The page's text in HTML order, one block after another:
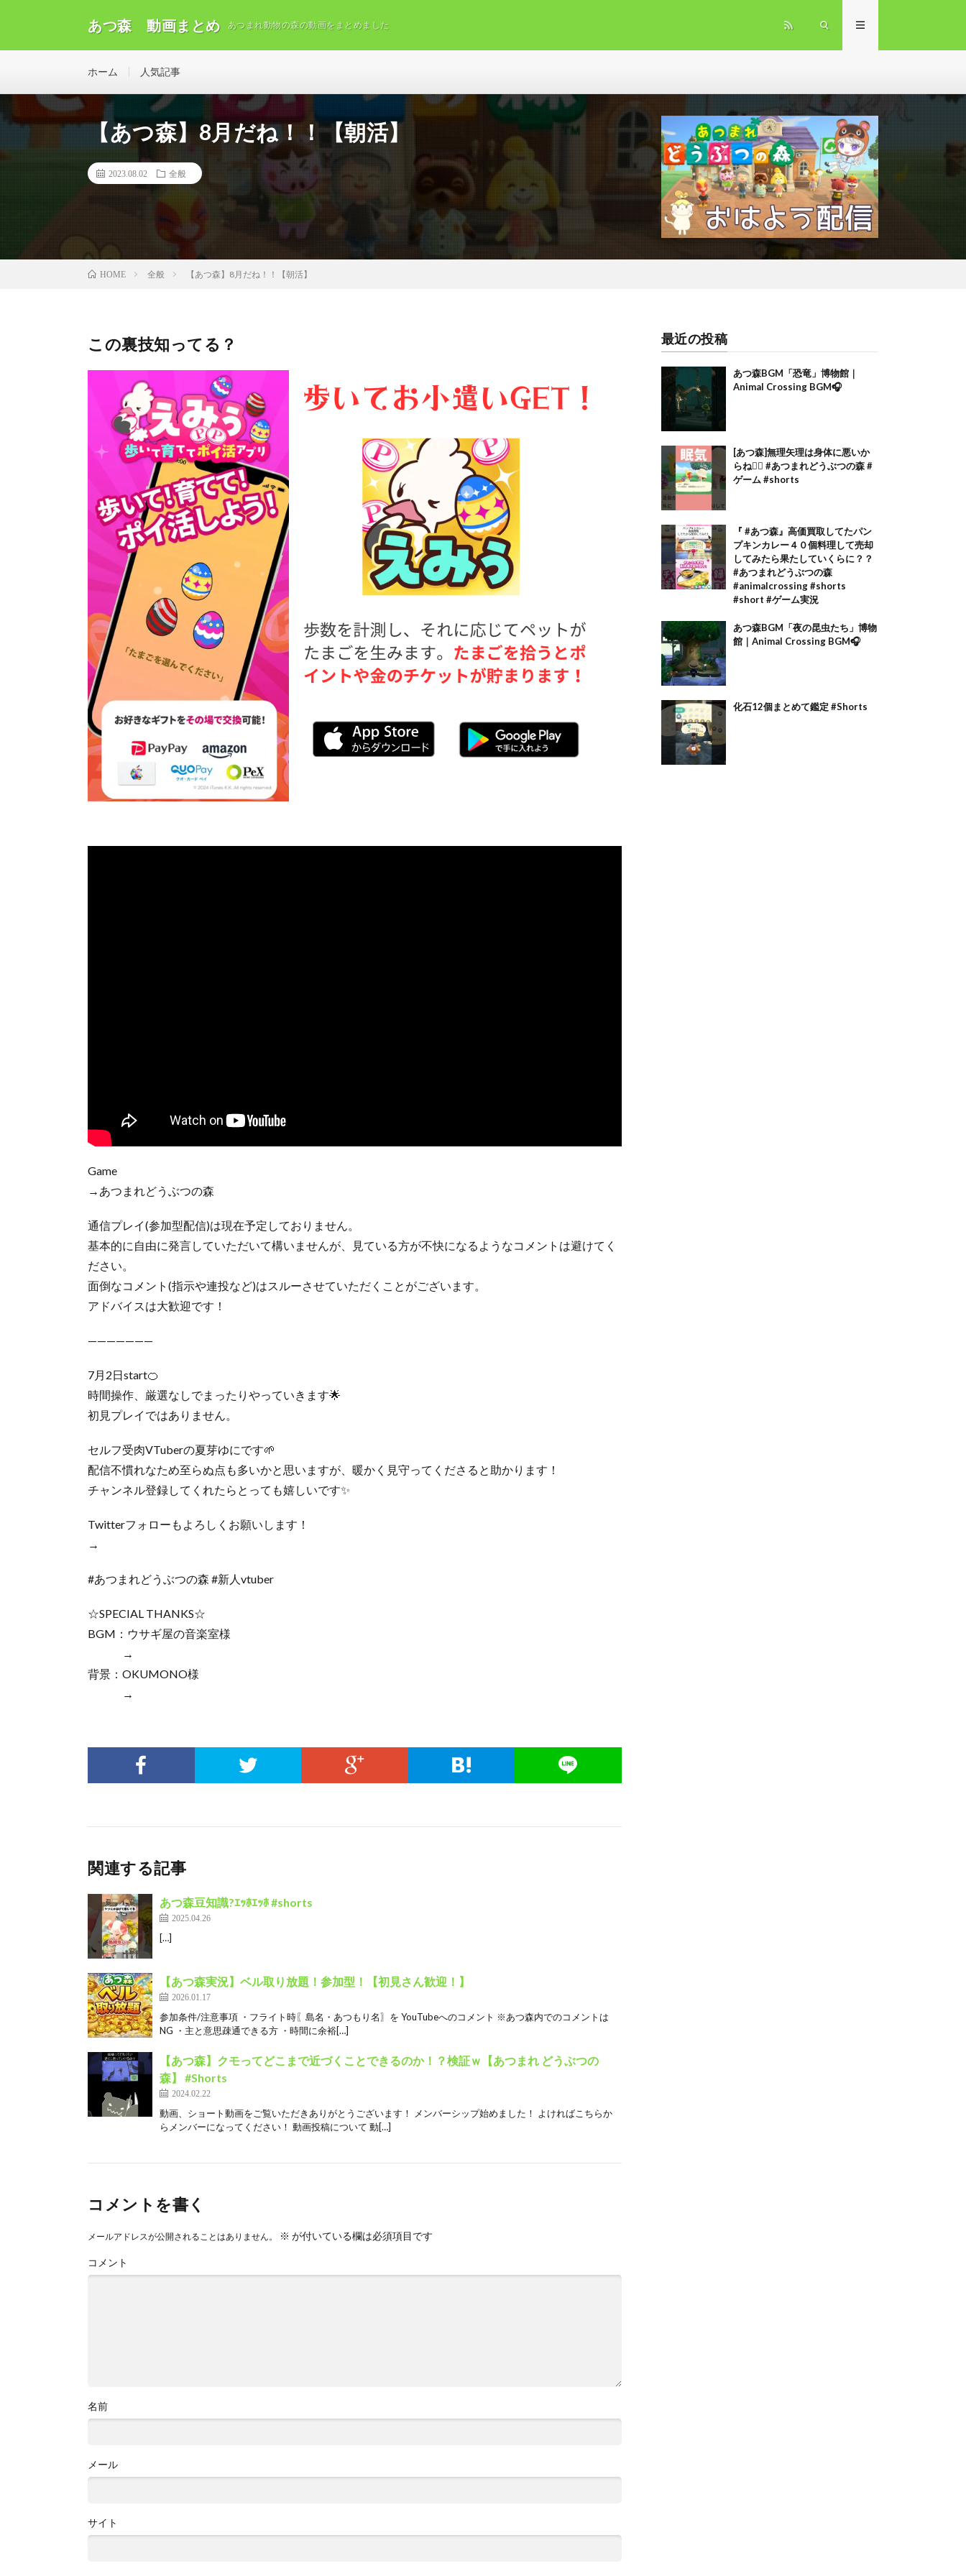
あつ森 動画まとめ あつまれ動物の森の動画をまとめました
ホーム 人気記事
【あつ森】8月だね！！【朝活】
2023.08.02 全般
HOME 全般 【あつ森】8月だね！！【朝活】
この裏技知ってる？
Game
→あつまれどうぶつの森
通信プレイ(参加型配信)は現在予定しておりません。
基本的に自由に発言していただいて構いませんが、見ている方が不快になるようなコメントは避けてく
ださい。
面倒なコメント(指示や連投など)はスルーさせていただくことがございます。
アドバイスは大歓迎です！
———————
7月2日start🍊
時間操作、厳選なしでまったりやっていきます🌟
初見プレイではありません。
セルフ受肉VTuberの夏芽ゆにです🌱
配信不慣れなため至らぬ点も多いかと思いますが、暖かく見守ってくださると助かります！
チャンネル登録してくれたらとっても嬉しいです✨
Twitterフォローもよろしくお願いします！
→
#あつまれどうぶつの森 #新人vtuber
☆SPECIAL THANKS☆
BGM：ウサギ屋の音楽室様
→
背景：OKUMONO様
→
関連する記事
あつ森豆知識?ｴｯﾎｴｯﾎ #shorts
2025.04.26
[…]
【あつ森実況】ベル取り放題！参加型！【初見さん歓迎！】
2026.01.17
参加条件/注意事項 ・フライト時〖島名・あつもり名〗を YouTubeへのコメント ※あつ森内でのコメントは
NG ・主と意思疎通できる方 ・時間に余裕[…]
【あつ森】クモってどこまで近づくことできるのか！？検証ｗ【あつまれ どうぶつの
森】 #Shorts
2024.02.22
動画、ショート動画をご覧いただきありがとうございます！ メンバーシップ始めました！ よければこちらか
らメンバーになってください！ 動画投稿について 動[…]
コメントを書く
メールアドレスが公開されることはありません。 ※ が付いている欄は必須項目です
コメント
名前
メール
サイト
最近の投稿
あつ森BGM「恐竜」博物館｜
Animal Crossing BGM🎧
[あつ森]無理矢理は身体に悪いか
らね🙂‍↕️ #あつまれどうぶつの森 #
ゲーム #shorts
『 #あつ森』高価買取してたパン
プキンカレー４０個料理して売却
してみたら果たしていくらに？？
#あつまれどうぶつの森
#animalcrossing #shorts
#short #ゲーム実況
あつ森BGM「夜の昆虫たち」博物
館｜Animal Crossing BGM🎧
化石12個まとめて鑑定 #Shorts